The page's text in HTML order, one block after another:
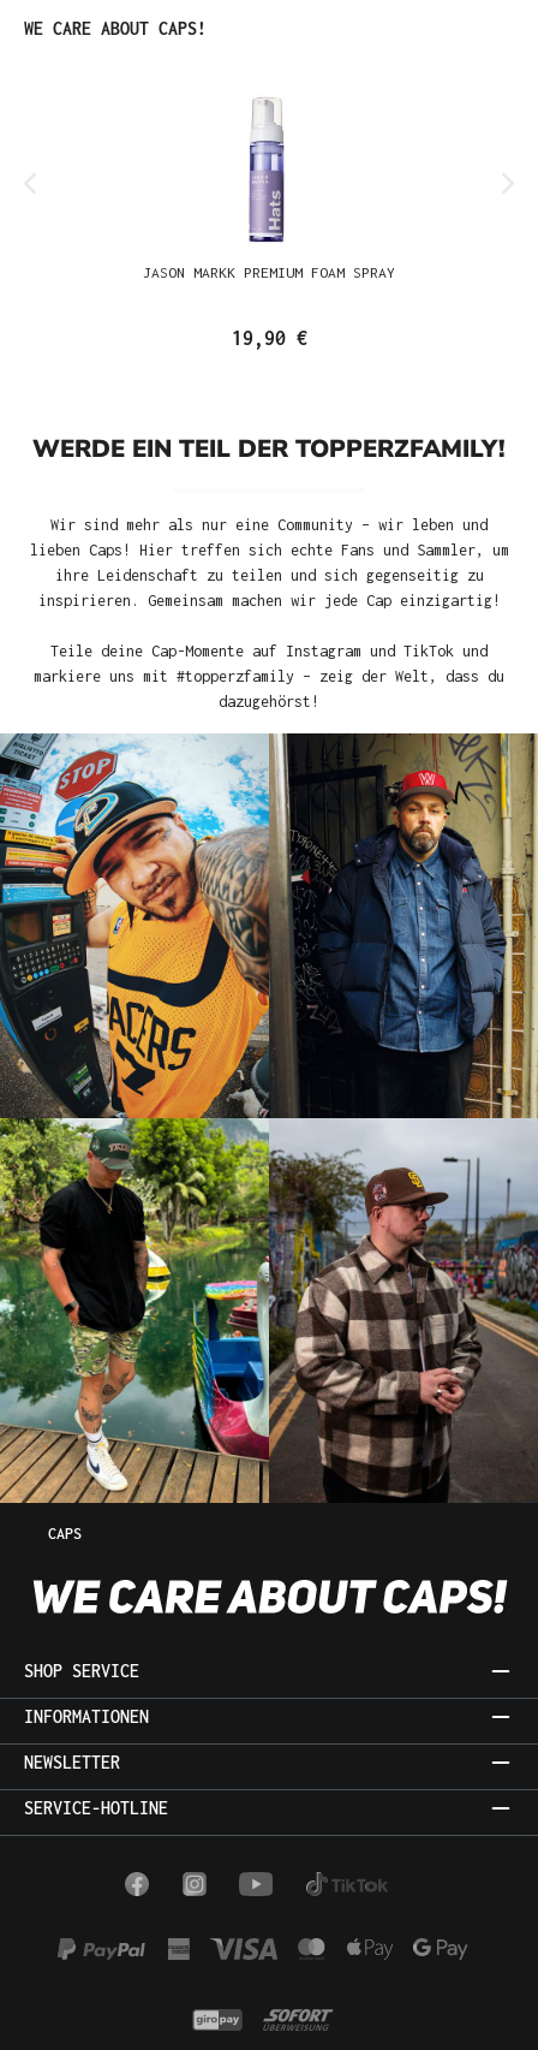
Produktgalerie überspringen
WE CARE ABOUT CAPS!
JASON MARKK PREMIUM FOAM SPRAY
19,90 €
WERDE EIN TEIL DER TOPPERZFAMILY!
Wir sind mehr als nur eine Community – wir leben und
lieben Caps! Hier treffen sich echte Fans und Sammler, um
ihre Leidenschaft zu teilen und sich gegenseitig zu
inspirieren. Gemeinsam machen wir jede Cap einzigartig!
Teile deine Cap-Momente auf Instagram und TikTok und
markiere uns mit #topperzfamily – zeig der Welt, dass du
dazugehörst!
CAPS
SHOP SERVICE
INFORMATIONEN
NEWSLETTER
SERVICE-HOTLINE